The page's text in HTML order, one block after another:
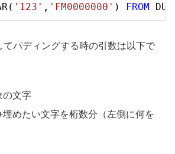
'123' , 'FM0000000' ) FROM
パディングする時の引数は以下で
の文字
めたい文字を桁数分（左側に何を